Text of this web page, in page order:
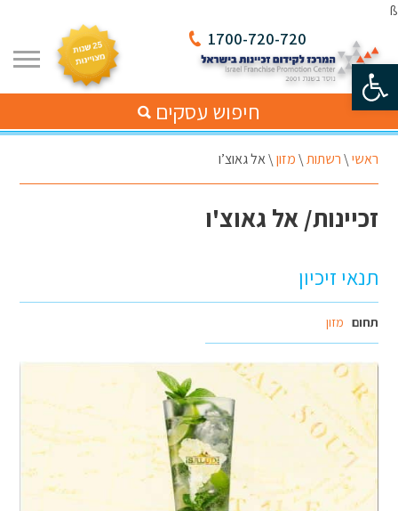
פתח סרגל נגישות
ß
1700-720-720
חיפוש עסקים
ראשי\רשתות\מזון\אל גאוצ’ו
זכיינות/ אל גאוצ'ו
תנאי זיכיון
תחום מזון